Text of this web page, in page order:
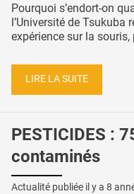
Pourquoi s’endort-on
l’Université de Tsukuba
expérience sur la souris,
LIRE LA SUITE
PESTICIDES :
contaminés
Actualité publiée il y a 8